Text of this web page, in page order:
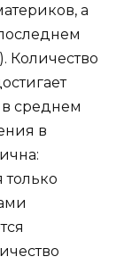
а
Количество
в среднем
в
только